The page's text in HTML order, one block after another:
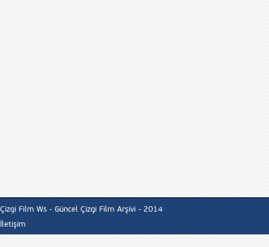
Çizgi Film Ws - Güncel Çizgi Film Arşivi - 2014
İletişim